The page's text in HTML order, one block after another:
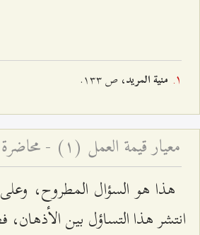
منية المريد، ص ۱٣٣.
هذا هو السؤال المطروح،
انتشر هذا التساؤل بين الأذهان،